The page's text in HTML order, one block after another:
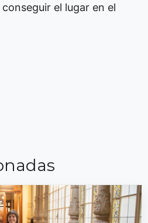
el lugar en el